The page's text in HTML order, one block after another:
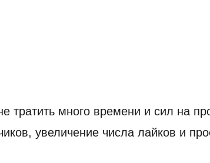
тратить много времени и сил на
увеличение числа лайков и